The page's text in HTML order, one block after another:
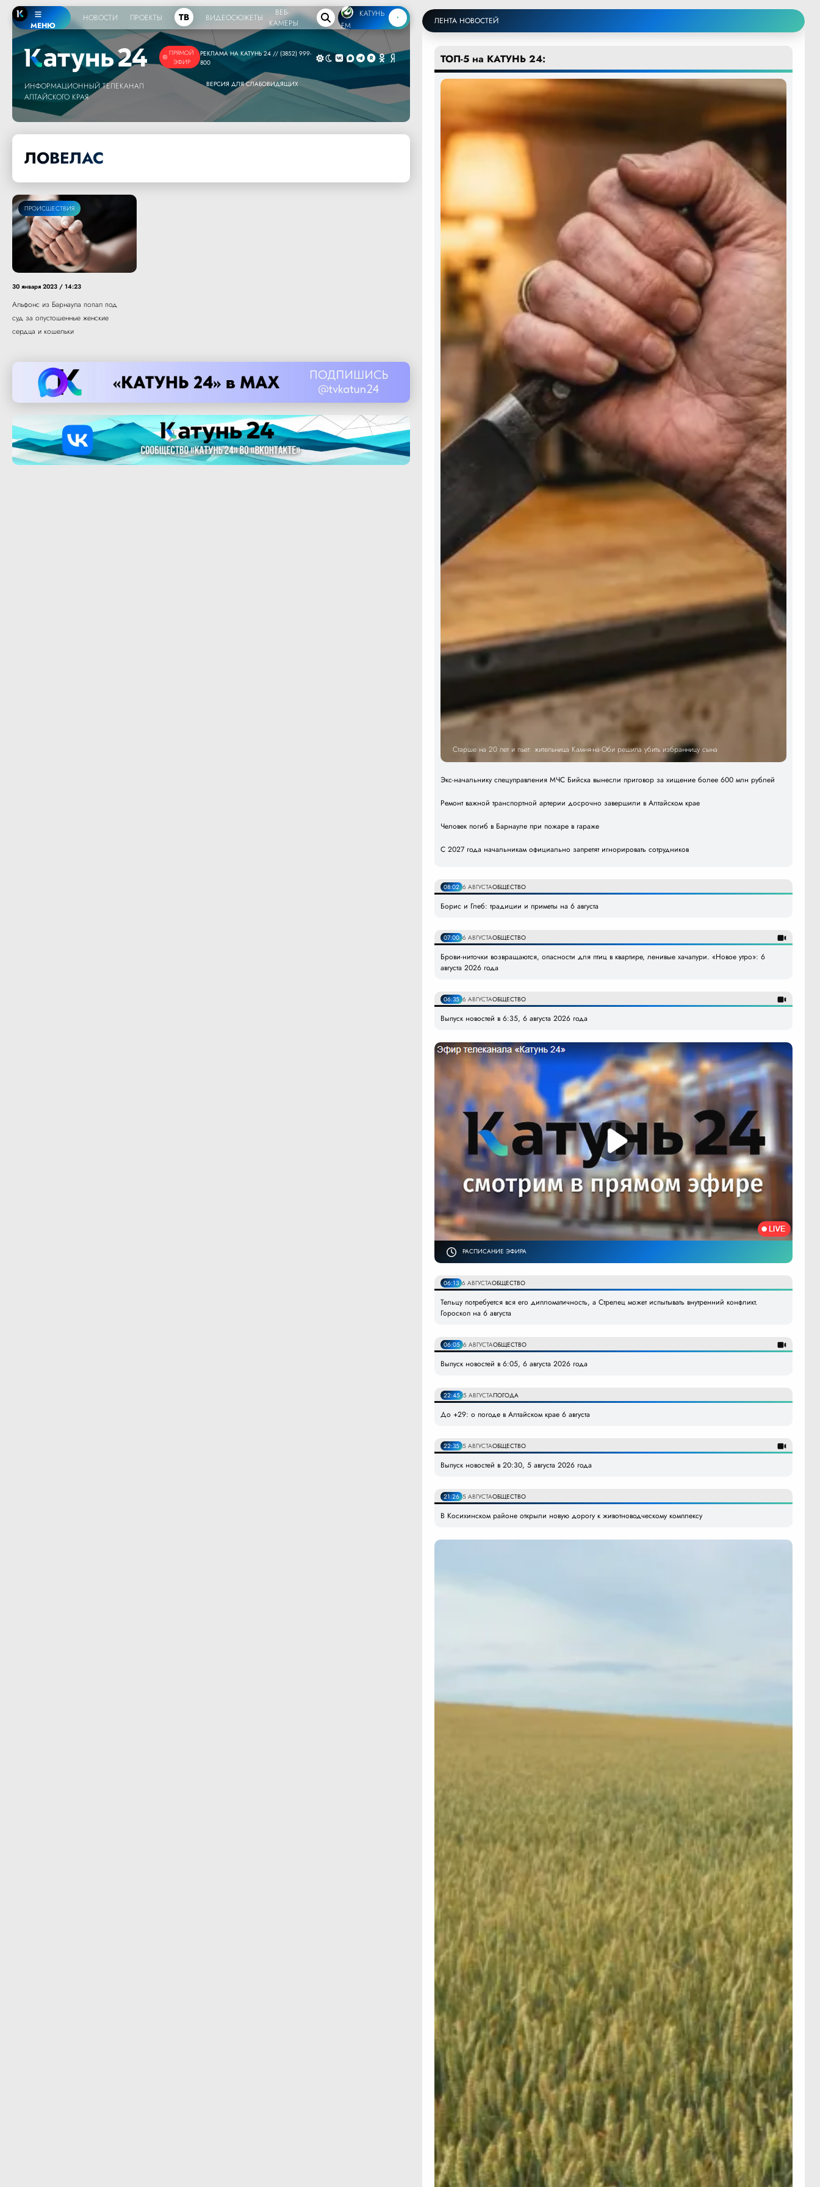
МЕНЮ
НОВОСТИ ПРОЕКТЫ ТВ ВИДЕОСЮЖЕТЫ
ВЕБ-
КАМЕРЫ
КАТУНЬ
FM
ПРЯМОЙ
ЭФИР
ИНФОРМАЦИОННЫЙ ТЕЛЕКАНАЛ
АЛТАЙСКОГО КРАЯ
РЕКЛАМА НА КАТУНЬ 24 // (3852) 999-
800
ВЕРСИЯ ДЛЯ СЛАБОВИДЯЩИХ
ЛОВЕЛАС
ПРОИСШЕСТВИЯ
30 января 2023 / 14:23
Альфонс из Барнаула попал под
суд за опустошенные женские
сердца и кошельки
ЛЕНТА НОВОСТЕЙ
ТОП-5 на КАТУНЬ 24:
Старше на 20 лет и пьет: жительница Камня-на-Оби решила убить избранницу сына
Экс-начальнику спецуправления МЧС Бийска вынесли приговор за хищение более 600 млн рублей
Ремонт важной транспортной артерии досрочно завершили в Алтайском крае
Человек погиб в Барнауле при пожаре в гараже
С 2027 года начальникам официально запретят игнорировать сотрудников
08:02 6 АВГУСТАОБЩЕСТВО
Борис и Глеб: традиции и приметы на 6 августа
07:00 6 АВГУСТАОБЩЕСТВО
Брови-ниточки возвращаются, опасности для птиц в квартире, ленивые хачапури. «Новое утро»: 6
августа 2026 года
06:35 6 АВГУСТАОБЩЕСТВО
Выпуск новостей в 6:35, 6 августа 2026 года
РАСПИСАНИЕ ЭФИРА
06:13 6 АВГУСТАОБЩЕСТВО
Тельцу потребуется вся его дипломатичность, а Стрелец может испытывать внутренний конфликт.
Гороскоп на 6 августа
06:05 6 АВГУСТАОБЩЕСТВО
Выпуск новостей в 6:05, 6 августа 2026 года
22:45 5 АВГУСТАПОГОДА
До +29: о погоде в Алтайском крае 6 августа
22:35 5 АВГУСТАОБЩЕСТВО
Выпуск новостей в 20:30, 5 августа 2026 года
21:26 5 АВГУСТАОБЩЕСТВО
В Косихинском районе открыли новую дорогу к животноводческому комплексу